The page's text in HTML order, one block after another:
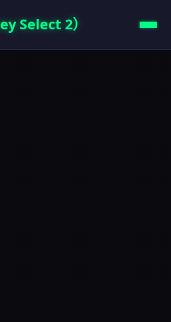
Select 2）